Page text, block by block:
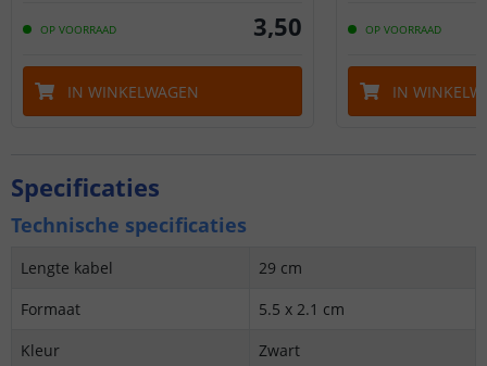
OP VOORRAAD 3,50
IN WINKELWAGEN
OP VOORRAAD
IN
Specificaties
Technische specificaties
Lengte kabel
29 cm
Formaat
5.5 x 2.1 cm
Kleur
Zwart